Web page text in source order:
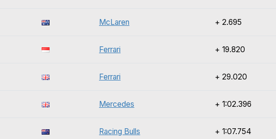
McLaren + 2.695
Ferrari + 19.820
Ferrari + 29.020
Mercedes + 1:02.396
Racing Bulls + 1:07.754